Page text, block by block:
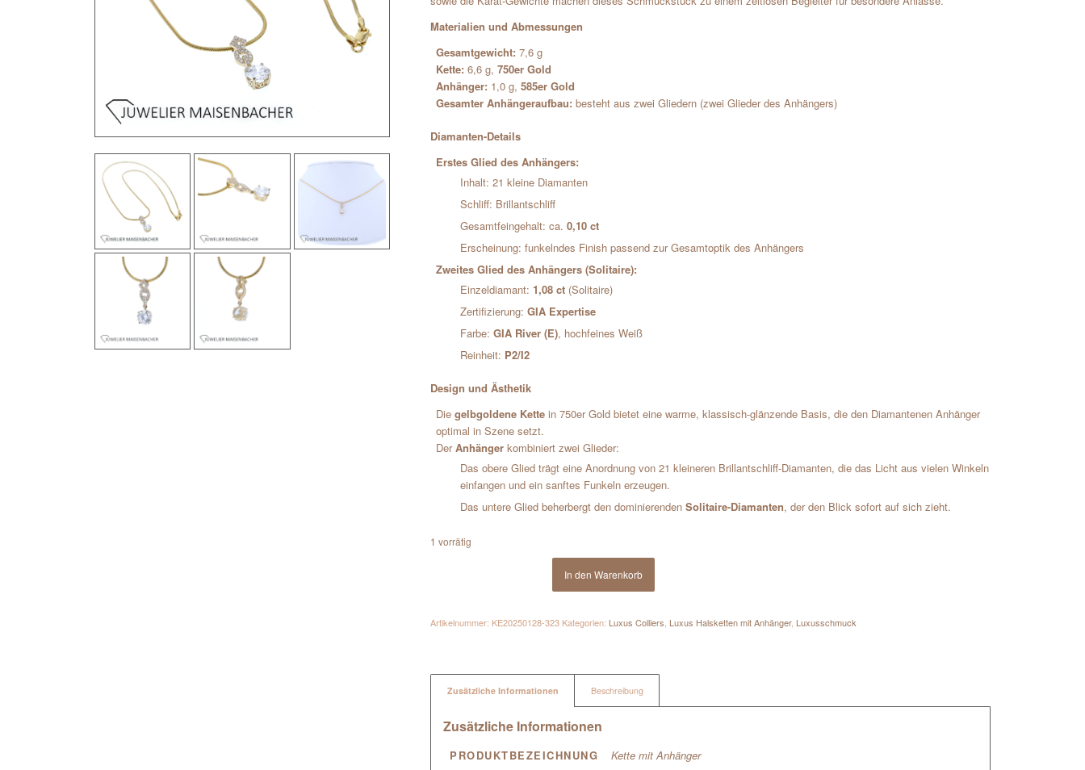
Materialien und Abmessungen
Gesamtgewicht: 7,6 g
Kette: 6,6 g,750er Gold
Anhänger: 1,0 g,585er Gold
Gesamter Anhängeraufbau: besteht aus zwei Gliedern (zwei Glieder des Anhängers)
Diamanten-Details
Erstes Glied des Anhängers:
Inhalt: 21 kleine Diamanten
Schliff: Brillantschliff
Gesamtfeingehalt: ca.0,10 ct
Erscheinung: funkelndes Finish passend zur Gesamtoptik des Anhängers
Zweites Glied des Anhängers (Solitaire):
Einzeldiamant: 1,08 ct (Solitaire)
Zertifizierung:GIA Expertise
Farbe:GIA River (E), hochfeines Weiß
Reinheit: P2/I2
Design und Ästhetik
Diegelbgoldene Kette in 750er Gold bietet eine warme, klassisch-glänzende Basis, die den Diamantenen Anhänger
optimal in Szene setzt.
DerAnhänger kombiniert zwei Glieder:
Das obere Glied trägt eine Anordnung von 21 kleineren Brillantschliff-Diamanten, die das Licht aus vielen Winkeln
einfangen und ein sanftes Funkeln erzeugen.
Das untere Glied beherbergt den dominierendenSolitaire-Diamanten, der den Blick sofort auf sich zieht.
1 vorrätig
In den Warenkorb
Artikelnummer: KE20250128-323 Kategorien: Luxus Colliers, Luxus Halsketten mit Anhänger, Luxusschmuck
Zusätzliche Informationen Beschreibung
Zusätzliche Informationen
PRODUKTBEZEICHNUNG
Kette mit Anhänger